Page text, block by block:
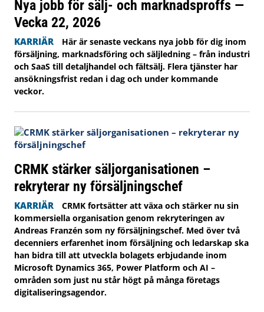
Nya jobb för sälj- och marknadsproffs —
Vecka 22, 2026
KARRIÄR
Här är senaste veckans nya jobb för dig inom
försäljning, marknadsföring och säljledning – från industri
och SaaS till detaljhandel och fältsälj. Flera tjänster har
ansökningsfrist redan i dag och under kommande
veckor.
CRMK stärker säljorganisationen –
rekryterar ny försäljningschef
KARRIÄR
CRMK fortsätter att växa och stärker nu sin
kommersiella organisation genom rekryteringen av
Andreas Franzén som ny försäljningschef. Med över två
decenniers erfarenhet inom försäljning och ledarskap ska
han bidra till att utveckla bolagets erbjudande inom
Microsoft Dynamics 365, Power Platform och AI –
områden som just nu står högt på många företags
digitaliseringsagendor.